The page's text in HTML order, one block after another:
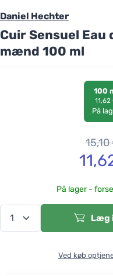
Daniel Hechter
Cuir Sensuel Eau
mænd 100 ml
100
11,62
På
15,10
På lager -
Læg
Ved køb